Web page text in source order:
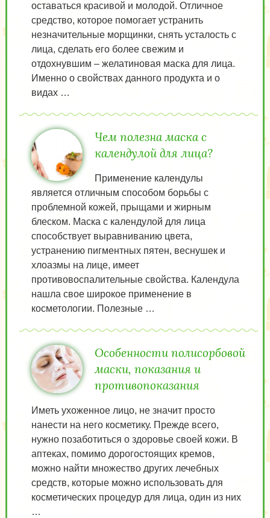
оставаться красивой и молодой. Отличное
средство, которое помогает устранить
незначительные морщинки, снять усталость с
лица, сделать его более свежим и
отдохнувшим – желатиновая маска для лица.
Именно о свойствах данного продукта и о
видах …
Чем полезна маска с
календулой для лица?
Применение календулы
является отличным способом борьбы с
проблемной кожей, прыщами и жирным
блеском. Маска с календулой для лица
способствует выравниванию цвета,
устранению пигментных пятен, веснушек и
хлоазмы на лице, имеет
противовоспалительные свойства. Календула
нашла свое широкое применение в
косметологии. Полезные …
Особенности полисорбовой
маски, показания и
противопоказания
Иметь ухоженное лицо, не значит просто
нанести на него косметику. Прежде всего,
нужно позаботиться о здоровье своей кожи. В
аптеках, помимо дорогостоящих кремов,
можно найти множество других лечебных
средств, которые можно использовать для
косметических процедур для лица, один из них
…